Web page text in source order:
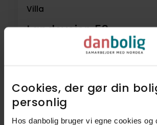
Cookies, der gør din
personlig​
Hos danbolig bruger vi egne cookies og
Villa
Landevejen 53,
Holmegaard